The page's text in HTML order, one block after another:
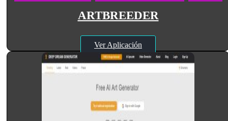
ARTBREEDER
Ver Aplicación